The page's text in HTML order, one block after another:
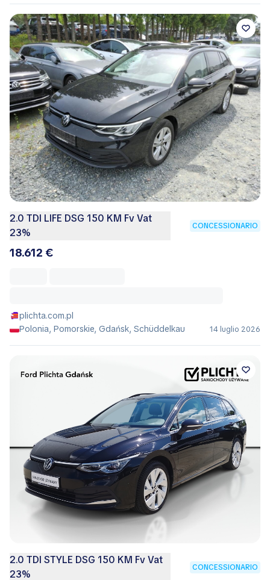
2.0 TDI LIFE DSG 150 KM Fv Vat
23%
CONCESSIONARIO
18.612 €
plichta.com.pl
Polonia, Pomorskie, Gdańsk, Schüddelkau
14 luglio 2026
2.0 TDI STYLE DSG 150 KM Fv Vat
23%
CONCESSIONARIO